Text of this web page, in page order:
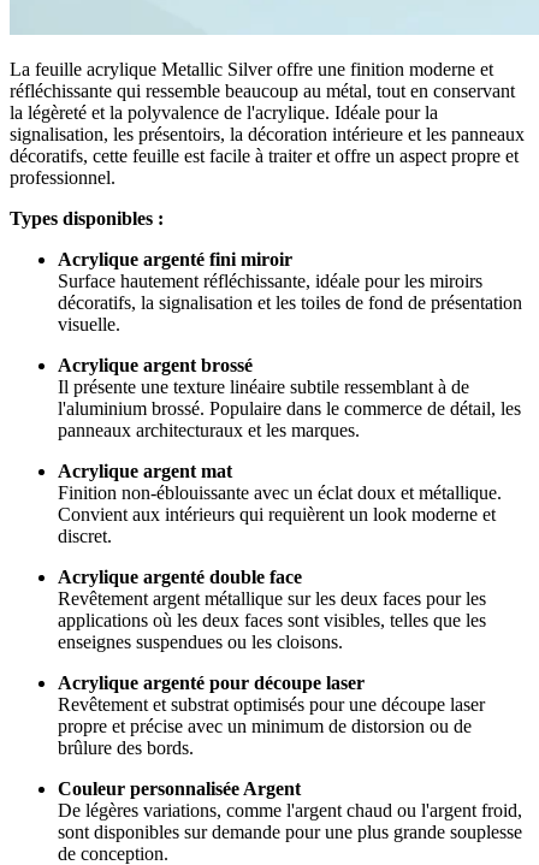
La feuille acrylique Metallic Silver offre une finition moderne et
réfléchissante qui ressemble beaucoup au métal, tout en conservant
la légèreté et la polyvalence de l'acrylique. Idéale pour la
signalisation, les présentoirs, la décoration intérieure et les panneaux
décoratifs, cette feuille est facile à traiter et offre un aspect propre et
professionnel.
Types disponibles :
Acrylique argenté fini miroir
Surface hautement réfléchissante, idéale pour les miroirs
décoratifs, la signalisation et les toiles de fond de présentation
visuelle.
Acrylique argent brossé
Il présente une texture linéaire subtile ressemblant à de
l'aluminium brossé. Populaire dans le commerce de détail, les
panneaux architecturaux et les marques.
Acrylique argent mat
Finition non-éblouissante avec un éclat doux et métallique.
Convient aux intérieurs qui requièrent un look moderne et
discret.
Acrylique argenté double face
Revêtement argent métallique sur les deux faces pour les
applications où les deux faces sont visibles, telles que les
enseignes suspendues ou les cloisons.
Acrylique argenté pour découpe laser
Revêtement et substrat optimisés pour une découpe laser
propre et précise avec un minimum de distorsion ou de
brûlure des bords.
Couleur personnalisée Argent
De légères variations, comme l'argent chaud ou l'argent froid,
sont disponibles sur demande pour une plus grande souplesse
de conception.